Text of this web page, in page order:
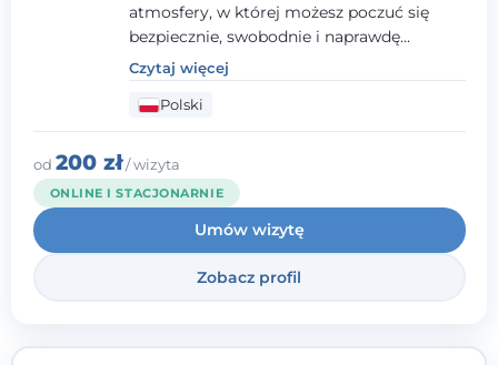
atmosfery, w której możesz poczuć się
bezpiecznie, swobodnie i naprawdę
wysłuchany(-a). Zależy mi na
towarzyszeniu Ci w drodze do większego
dobrostanu, lepszego poznania siebie oraz
budowania wartościowych i
satysfakcjonujących relacji - zarówno z
innymi, jak i z samym sobą. Możliwość
bycia częścią tego procesu traktuję jako
duże wyróżnienie.
Czytaj więcej
Polski
od 200 zł/ wizyta
ONLINE I STACJONARNIE
Umów wizytę
Zobacz profil